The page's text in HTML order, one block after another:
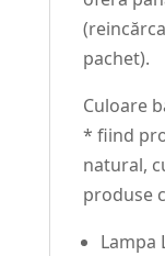
pachet).
Culoare
* fiind
natural,
produse
Lampa